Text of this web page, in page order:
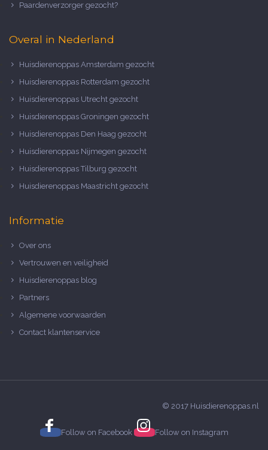
Paardenverzorger gezocht?
Overal in Nederland
Huisdierenoppas Amsterdam gezocht
Huisdierenoppas Rotterdam gezocht
Huisdierenoppas Utrecht gezocht
Huisdierenoppas Groningen gezocht
Huisdierenoppas Den Haag gezocht
Huisdierenoppas Nijmegen gezocht
Huisdierenoppas Tilburg gezocht
Huisdierenoppas Maastricht gezocht
Informatie
Over ons
Vertrouwen en veiligheid
Huisdierenoppas blog
Partners
Algemene voorwaarden
Contact klantenservice
© 2017 Huisdierenoppas.nl
Follow on Facebook Follow on Instagram